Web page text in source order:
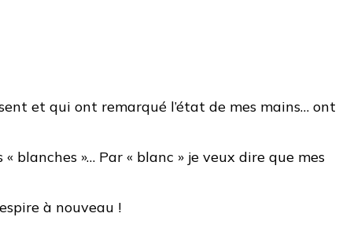
et qui ont remarqué l’état de mes mains… ont
blanches »… Par « blanc » je veux dire que mes
à nouveau !